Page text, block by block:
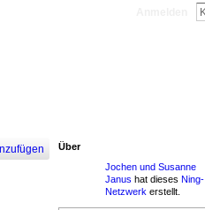
Über
Jochen und Susanne
Janus hat dieses Ning-
Netzwerk erstellt.